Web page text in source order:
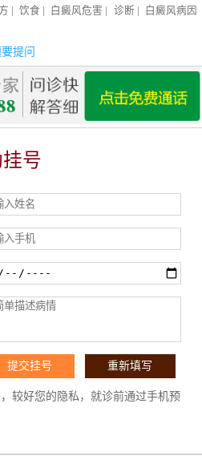
饮食 白癜风危害 诊断
白癜风病因
提问
号
较好您的隐私，就诊前通过手机预